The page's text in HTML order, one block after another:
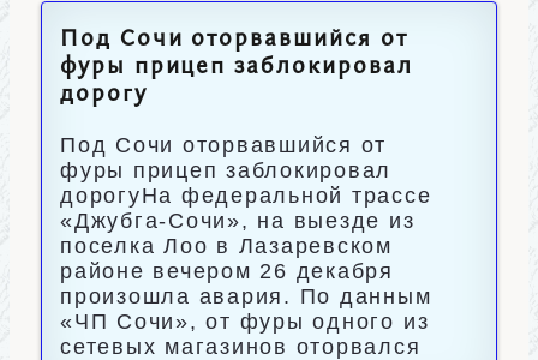
Под Сочи оторвавшийся от
фуры прицеп заблокировал
дорогу
Под Сочи оторвавшийся от
фуры прицеп заблокировал
дорогуНа федеральной трассе
«Джубга-Сочи», на выезде из
поселка Лоо в Лазаревском
районе вечером 26 декабря
произошла авария. По данным
«ЧП Сочи», от фуры одного из
сетевых магазинов оторвался